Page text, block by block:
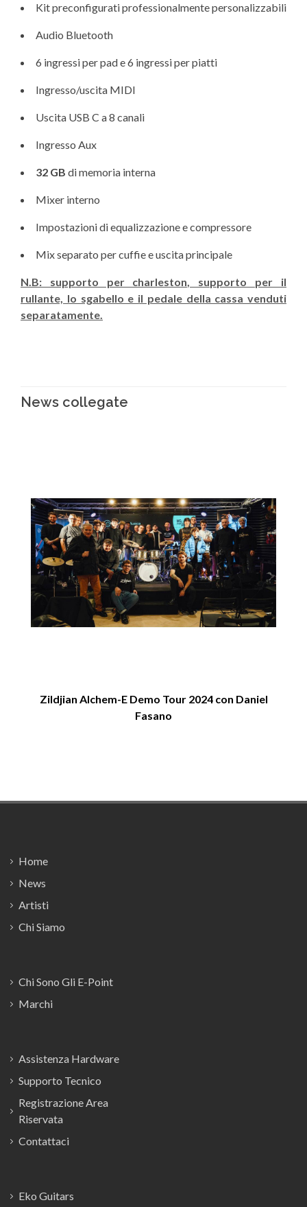
Kit preconfigurati professionalmente personalizzabili
Audio Bluetooth
6 ingressi per pad e 6 ingressi per piatti
Ingresso/uscita MIDI
Uscita USB C a 8 canali
Ingresso Aux
32 GB di memoria interna
Mixer interno
Impostazioni di equalizzazione e compressore
Mix separato per cuffie e uscita principale
N.B: supporto per charleston, supporto per il
rullante, lo sgabello e il pedale della cassa venduti
separatamente.
News collegate
Zildjian Alchem-E Demo Tour 2024 con Daniel
Fasano
Home
News
Artisti
Chi Siamo
Chi Sono Gli E-Point
Marchi
Assistenza Hardware
Supporto Tecnico
Registrazione Area
Riservata
Contattaci
Eko Guitars